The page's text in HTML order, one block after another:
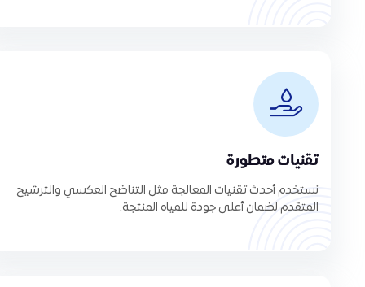
تقنيات متطورة
نستخدم أحدث تقنيات المعالجة مثل التناضح العكسي والترشيح
المتقدم لضمان أعلى جودة للمياه المنتجة.